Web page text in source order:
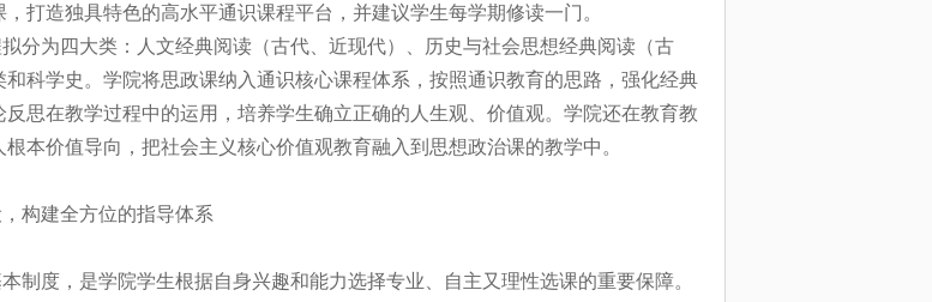
打造独具特色的高水平通识课程平台，并建议学生每学期修读一门。
分为四大类：人文经典阅读（古代、近现代）、历史与社会思想经典阅读（古
科学史。学院将思政课纳入通识核心课程体系，按照通识教育的思路，强化经典
反思在教学过程中的运用，培养学生确立正确的人生观、价值观。学院还在教育教
本价值导向，把社会主义核心价值观教育融入到思想政治课的教学中。
构建全方位的指导体系
制度，是学院学生根据自身兴趣和能力选择专业、自主又理性选课的重要保障。